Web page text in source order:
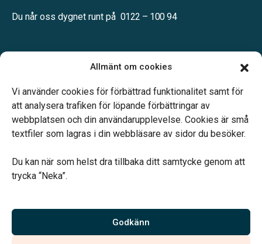
Allmänt om cookies
Vi använder cookies för förbättrad funktionalitet samt för
att analysera trafiken för löpande förbättringar av
webbplatsen och din användarupplevelse. Cookies är små
textfiler som lagras i din webbläsare av sidor du besöker.
Du kan när som helst dra tillbaka ditt samtycke genom att
trycka “Neka”.
Godkänn
Du når oss dygnet runt på 0122 – 100 94
Telefonjour dygnet runt.
Vårt systerbolag Verahill hjälper dig med familjejuridiken –
Vi är auktoriserade av Sveriges Begravningsbyråers Förbund och